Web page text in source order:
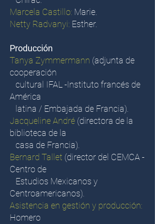
Marcela Castillo: Marie.
Netty Radvanyi: Esther.
Producción
Tanya Zymmermann (adjunta de
cooperación
cultural IFAL -Instituto francés de
América
latina / Embajada de Francia).
Jacqueline André (directora de la
biblioteca de la
casa de Francia).
Bernard Tallet (director del CEMCA -
Centro de
Estudios Mexicanos y
Centroamericanos).
Asistencia en gestión y producción:
Homero